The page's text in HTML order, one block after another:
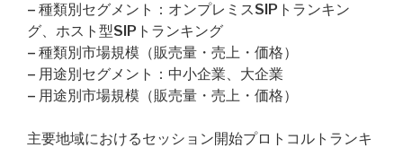
– 種類別セグメント：オンプレミスSIPトランキン
グ、ホスト型SIPトランキング
– 種類別市場規模（販売量・売上・価格）
– 用途別セグメント：中小企業、大企業
– 用途別市場規模（販売量・売上・価格）
主要地域におけるセッション開始プロトコルトランキ